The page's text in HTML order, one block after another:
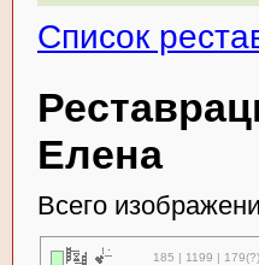
Список
Елена
Всего
185 | 1199 | 179(?)